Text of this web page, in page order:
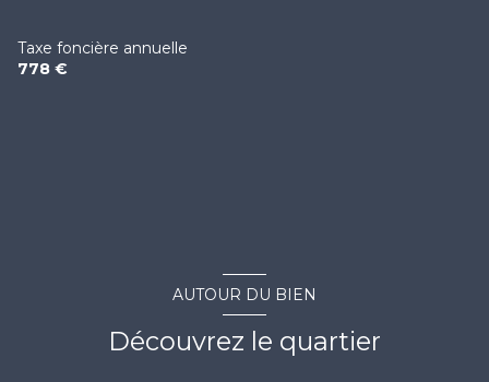
Taxe foncière annuelle
778 €
AUTOUR DU BIEN
Découvrez le quartier